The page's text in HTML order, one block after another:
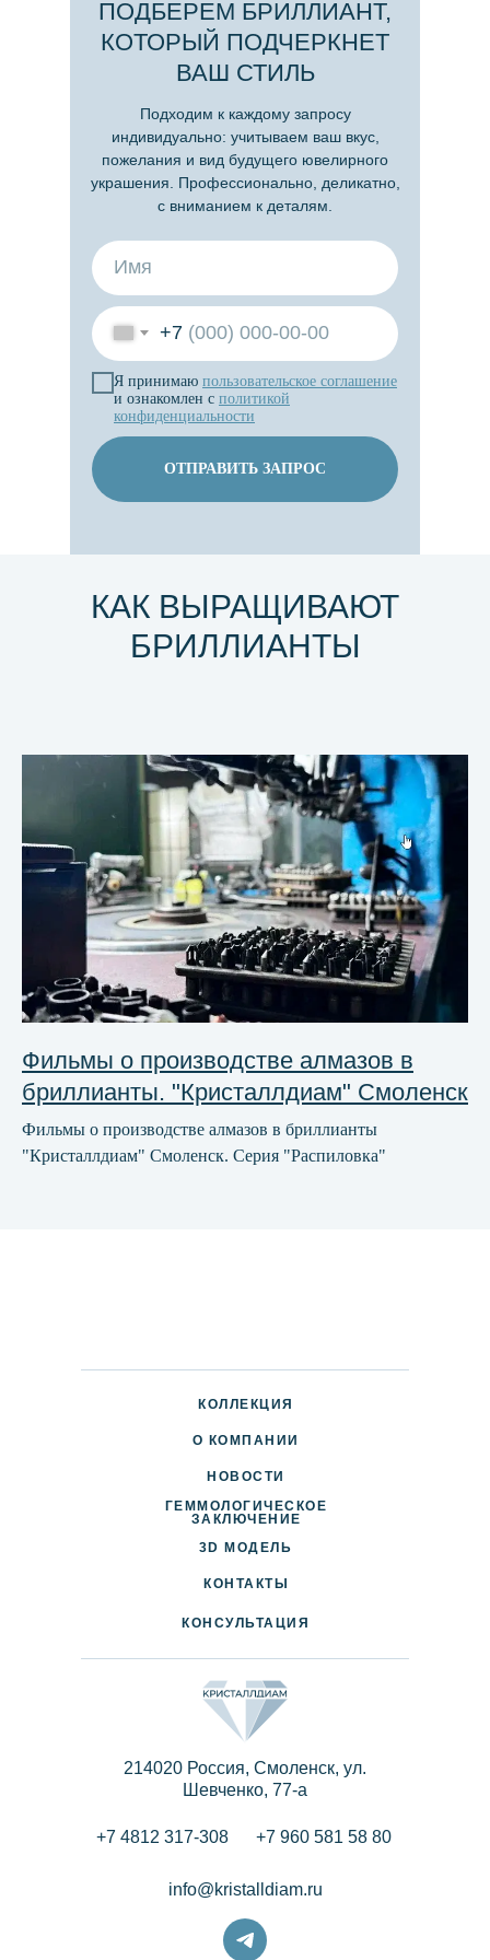
Подходим к каждому запросу
индивидуально: учитываем ваш вкус,
пожелания и вид будущего ювелирного
украшения. Профессионально, деликатно,
с вниманием к деталям.
ПОДБЕРЕМ БРИЛЛИАНТ,
КОТОРЫЙ ПОДЧЕРКНЕТ
ВАШ СТИЛЬ
+7
Я принимаю пользовательское соглашение
и ознакомлен с политикой
конфиденциальности
ОТПРАВИТЬ ЗАПРОС
КАК ВЫРАЩИВАЮТ
БРИЛЛИАНТЫ
Фильмы о производстве алмазов в
бриллианты. "Кристаллдиам" Смоленск
Фильмы о производстве алмазов в бриллианты
"Кристаллдиам" Смоленск. Серия "Распиловка"
info@kristalldiam.ru
214020 Россия, Смоленск, ул.
Шевченко, 77-a
+7 4812 317-308 +7 960 581 58 80
КОНТАКТЫ
КОЛЛЕКЦИЯ
НОВОСТИ
О КОМПАНИИ
ДОСТАВКА И ОПЛАТА
ПАРТНЕРАМ
3D МОДЕЛЬ
КОНСУЛЬТАЦИЯ
ГЕММОЛОГИЧЕСКОЕ
ЗАКЛЮЧЕНИЕ